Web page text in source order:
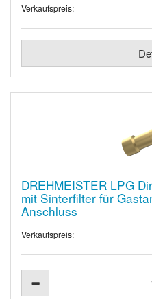
Verkaufspreis:
DREHMEISTER LPG
mit Sinterfilter für
Anschluss
Verkaufspreis: